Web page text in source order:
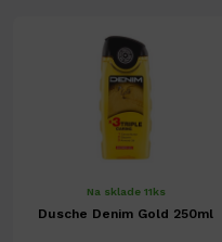
Na sklade 11ks
Dusche Denim Gold 250ml